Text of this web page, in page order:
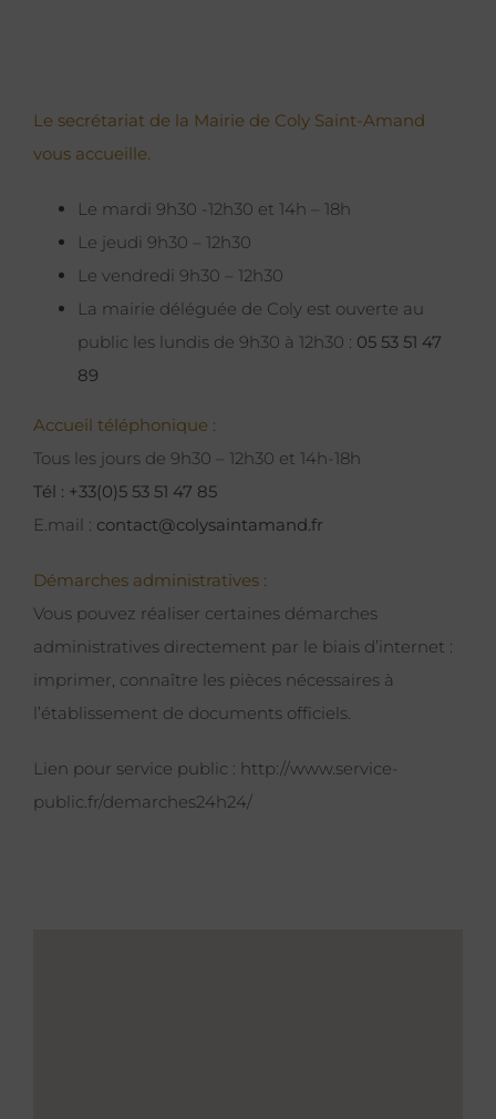
Le secrétariat de la Mairie de Coly Saint-Amand
vous accueille.
Le mardi 9h30 -12h30 et 14h – 18h
Le jeudi 9h30 – 12h30
Le vendredi 9h30 – 12h30
La mairie déléguée de Coly est ouverte au
public les lundis de 9h30 à 12h30 : 05 53 51 47
89
Accueil téléphonique :
Tous les jours de 9h30 – 12h30 et 14h-18h
Tél : +33(0)5 53 51 47 85
E.mail : contact@colysaintamand.fr
Démarches administratives :
Vous pouvez réaliser certaines démarches
administratives directement par le biais d’internet :
imprimer, connaître les pièces nécessaires à
l’établissement de documents officiels.
Lien pour service public : http://www.service-
public.fr/demarches24h24/